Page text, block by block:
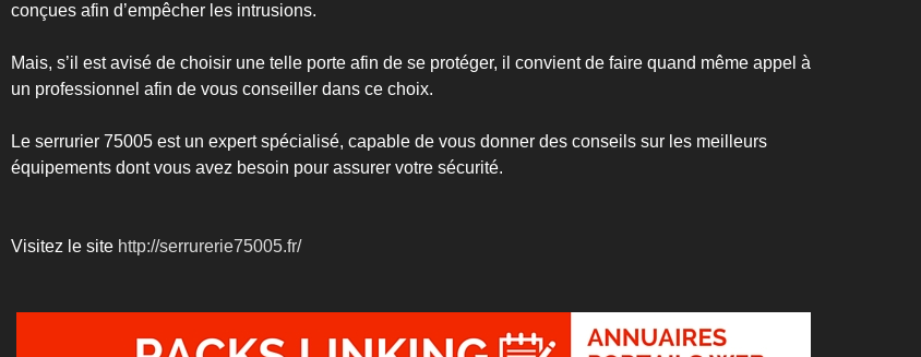
conçues afin d’empêcher les intrusions.
Mais, s’il est avisé de choisir une telle porte afin de se protéger, il convient de faire quand même appel à
un professionnel afin de vous conseiller dans ce choix.
Le serrurier 75005 est un expert spécialisé, capable de vous donner des conseils sur les meilleurs
équipements dont vous avez besoin pour assurer votre sécurité.
Visitez le site http://serrurerie75005.fr/